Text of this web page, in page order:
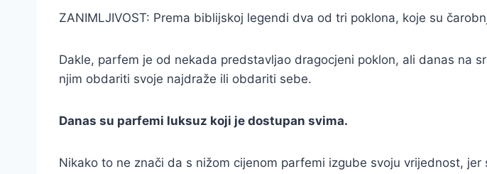
ZANIMLJIVOST: Prema biblijskoj legendi dva od tri poklona, koje su
Dakle, parfem je od nekada predstavljao dragocjeni poklon, ali danas na
njim obdariti svoje najdraže ili obdariti sebe.
Danas su parfemi luksuz koji je dostupan svima.
Nikako to ne znači da s nižom cijenom parfemi izgube svoju vrijednost,